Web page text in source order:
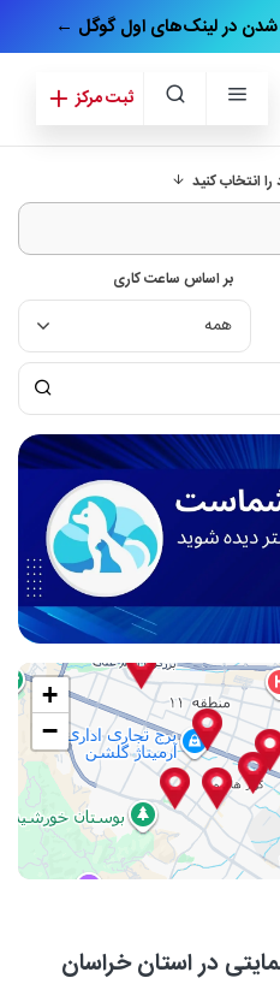
ثبت مرکز
انتخاب کنید
بر اساس ساعت کاری
+
−
در استان خراسان